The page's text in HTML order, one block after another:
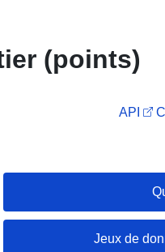
(points)
API
Jeux de